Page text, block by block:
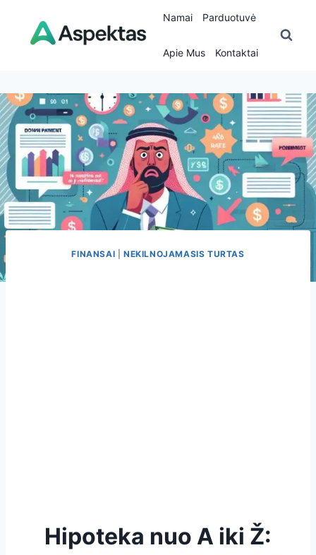
content
Namai Parduotuvė
Apie Mus Kontaktai
FINANSAI |NEKILNOJAMASIS TURTAS
Hipoteka nuo A iki Ž: